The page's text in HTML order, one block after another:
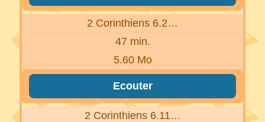
2 Corinthiens 6.2…
47 min.
5.60 Mo
Ecouter
2 Corinthiens 6.11…